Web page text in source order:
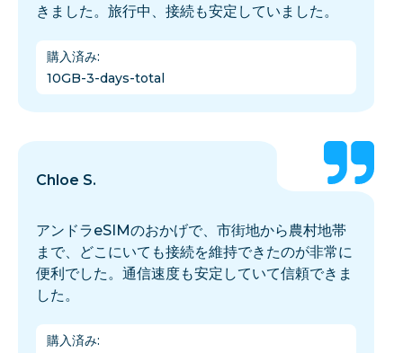
きました。旅行中、接続も安定していました。
購入済み:
10GB-3-days-total
Chloe S.
アンドラeSIMのおかげで、市街地から農村地帯
まで、どこにいても接続を維持できたのが非常に
便利でした。通信速度も安定していて信頼できま
した。
購入済み: